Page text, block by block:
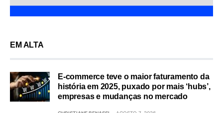
EM ALTA
E-commerce teve o maior faturamento da
história em 2025, puxado por mais ‘hubs’,
empresas e mudanças no mercado